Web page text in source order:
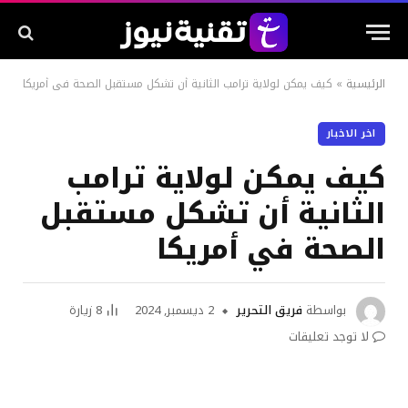
الرئيسية » كيف يمكن لولاية ترامب الثانية أن تشكل مستقبل الصحة في أمريكا
اخر الاخبار
كيف يمكن لولاية ترامب
الثانية أن تشكل مستقبل
الصحة في أمريكا
بواسطة فريق التحرير 2 ديسمبر, 2024 8 زيارة
لا توجد تعليقات